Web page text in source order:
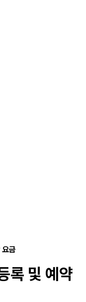
금
록 및 예약